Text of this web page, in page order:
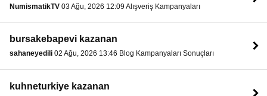
NumismatikTV 03 Ağu, 2026 12:09 Alışveriş Kampanyaları
bursakebapevi kazanan
sahaneyedili 02 Ağu, 2026 13:46 Blog Kampanyaları Sonuçları
kuhneturkiye kazanan